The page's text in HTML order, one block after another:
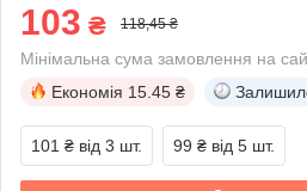
103 ₴ 118,45 ₴
Мінімальна сума замовлення на
Економія 15.45 ₴
101 ₴ від 3 шт. 99 ₴ від 5 шт.